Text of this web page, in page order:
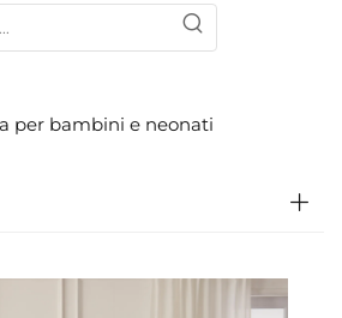
per bambini e neonati